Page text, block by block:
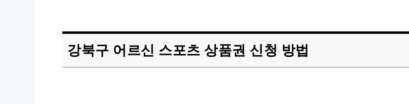
강북구 어르신 스포츠 상품권 신청 방법